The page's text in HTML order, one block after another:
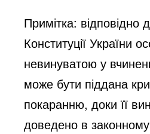
Примітка: відповідно
Конституції України
невинуватою у
може бути піддана
покаранню, доки її
доведено в